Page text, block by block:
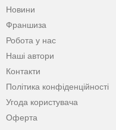
Новини
Франшиза
Робота у нас
Наші автори
Контакти
Політика конфіденційності
Угода користувача
Оферта